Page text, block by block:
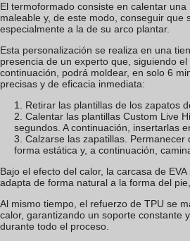
El termoformado consiste en calentar
maleable y, de este modo, conseguir que
especialmente a la de su arco plantar.
Esta personalización se realiza en una
presencia de un experto que, siguiendo
continuación, podrá moldear, en solo 6
precisas y de eficacia inmediata:
Retirar las plantillas de los zapatos
Calentar las plantillas Custom Live
segundos. A continuación, insertarlas
Calzarse las zapatillas. Permanecer
forma estática y, a continuación,
Bajo el efecto del calor, la carcasa de
adapta de forma natural a la forma del
Al mismo tiempo, el refuerzo de TPU se
calor, garantizando un soporte constante
durante todo el proceso.